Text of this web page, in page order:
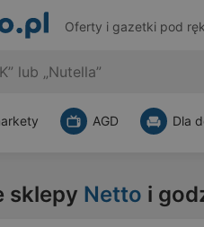
Oferty i gazetki pod
AGD Dla
sklepy Netto i